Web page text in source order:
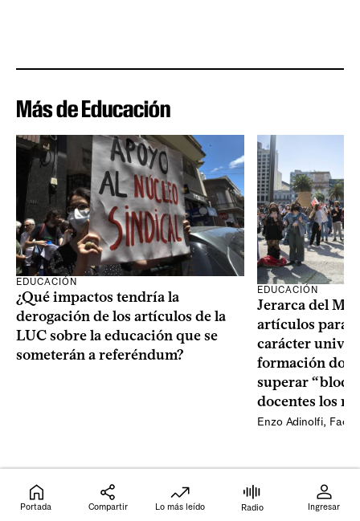
Más de Educación
EDUCACIÓN
¿Qué impactos tendría la
derogación de los artículos de la
LUC sobre la educación que se
someterán a referéndum?
EDUCACIÓN
Jerarca del
artículos para
carácter
formación
superar
docentes los
Enzo Adinolfi,
Portada Compartir Lo más leído Radio Ingresar